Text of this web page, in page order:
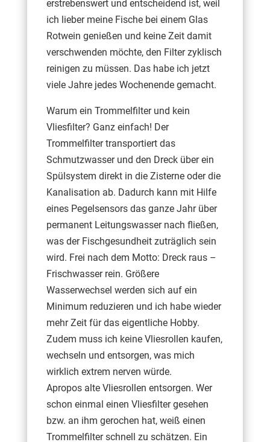
erstrebenswert und entscheidend ist, weil
ich lieber meine Fische bei einem Glas
Rotwein genießen und keine Zeit damit
verschwenden möchte, den Filter zyklisch
reinigen zu müssen. Das habe ich jetzt
viele Jahre jedes Wochenende gemacht.
Warum ein Trommelfilter und kein
Vliesfilter? Ganz einfach! Der
Trommelfilter transportiert das
Schmutzwasser und den Dreck über ein
Spülsystem direkt in die Zisterne oder die
Kanalisation ab. Dadurch kann mit Hilfe
eines Pegelsensors das ganze Jahr über
permanent Leitungswasser nach fließen,
was der Fischgesundheit zuträglich sein
wird. Frei nach dem Motto: Dreck raus –
Frischwasser rein. Größere
Wasserwechsel werden sich auf ein
Minimum reduzieren und ich habe wieder
mehr Zeit für das eigentliche Hobby.
Zudem muss ich keine Vliesrollen kaufen,
wechseln und entsorgen, was mich
wirklich extrem nerven würde.
Apropos alte Vliesrollen entsorgen. Wer
schon einmal einen Vliesfilter gesehen
bzw. an ihm gerochen hat, weiß einen
Trommelfilter schnell zu schätzen. Ein